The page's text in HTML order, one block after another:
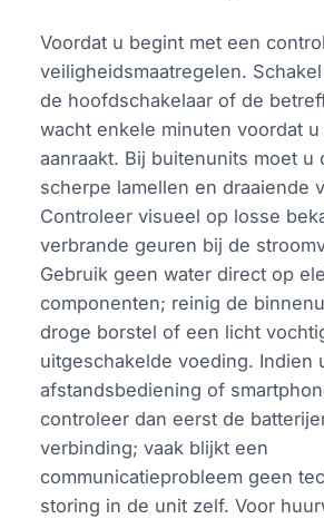
Voordat u begint met een
veiligheidsmaatregelen.
de hoofdschakelaar of de
wacht enkele minuten voordat
aanraakt. Bij buitenunits moet u
scherpe lamellen en draaiende
Controleer visueel op losse
verbrande geuren bij de
Gebruik geen water direct op
componenten; reinig de
droge borstel of een licht
uitgeschakelde voeding. Indien
afstandsbediening of
controleer dan eerst de
verbinding; vaak blijkt een
communicatieprobleem geen
storing in de unit zelf. Voor